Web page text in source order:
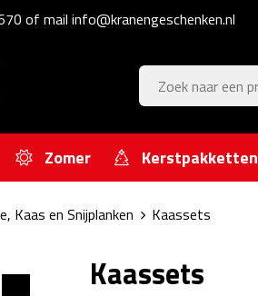
of mail info@kranengeschenken.nl
Zomer Kerstpakketten
Kaas en Snijplanken Kaassets
Kaassets